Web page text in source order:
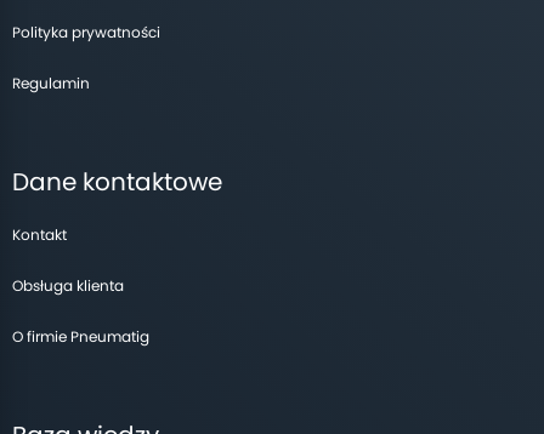
Polityka prywatności
Regulamin
Dane kontaktowe
Kontakt
Obsługa klienta
O firmie Pneumatig